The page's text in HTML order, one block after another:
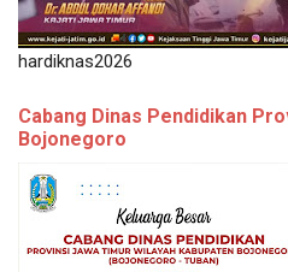
hardiknas2026
Cabang Dinas Pendidikan
Bojonegoro